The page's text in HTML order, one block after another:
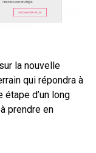
la nouvelle
qui répondra à
étape d’un long
prendre en